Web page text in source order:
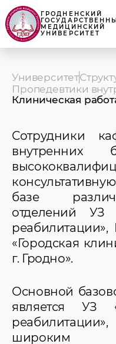
ГРОДНЕНСКИЙ
МЕДИЦИНСКИЙ
УНИВЕРСИТЕТ
Университет
Пропедевтики
Клиническая
Профессорско-
состав
Учебная работа
Научная работа
Клиническая
Идеологическая
работа
СНО
Новости и
Сотрудники
внутренних
базе
отделений УЗ
«Городская
г. Гродно».
Основной
является УЗ